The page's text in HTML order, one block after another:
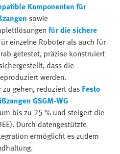
Komponenten für
sowie
für die sichere
einzelne Roboter als auch für
getestet, präzise konstruiert
dass die
werden.
gehen, reduziert das Festo
GSGM-WG
bis zu 25 % und steigert die
Durch datengestützte
ermöglicht es zudem